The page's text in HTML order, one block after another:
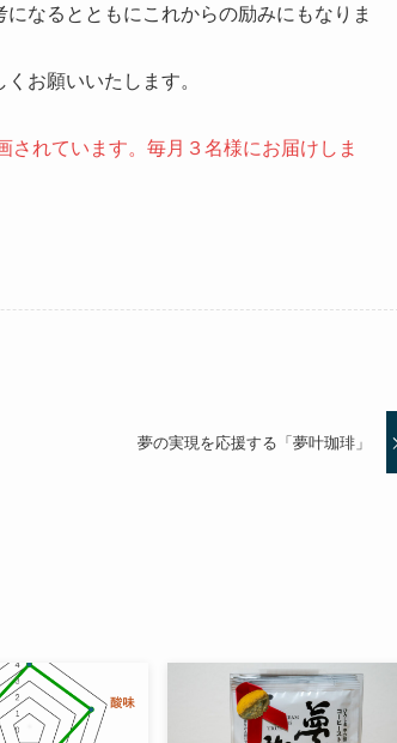
なるとともにこれからの励みにもなりま
お願いいたします。
れています。毎月３名様にお届けしま
夢の実現を応援する「夢叶珈琲」